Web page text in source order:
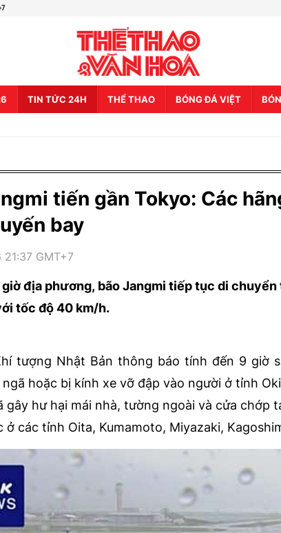
TIN TỨC 24H THỂ THAO BÓNG ĐÁ VIỆT
tiến gần Tokyo: Các
bay
GMT+7
địa phương, bão Jangmi tiếp tục di
tốc độ 40 km/h.
tượng Nhật Bản thông báo tính đến 9 giờ
hoặc bị kính xe vỡ đập vào người ở tỉnh
gây hư hại mái nhà, tường ngoài và cửa chớp
các tỉnh Oita, Kumamoto, Miyazaki,